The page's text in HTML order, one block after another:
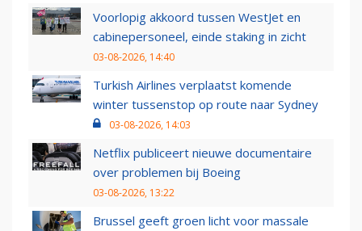
Voorlopig akkoord tussen WestJet en
cabinepersoneel, einde staking in zicht
03-08-2026, 14:40
Turkish Airlines verplaatst komende
winter tussenstop op route naar Sydney
03-08-2026, 14:03
Netflix publiceert nieuwe documentaire
over problemen bij Boeing
03-08-2026, 13:22
Brussel geeft groen licht voor massale